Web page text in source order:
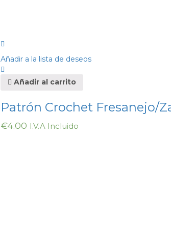
Añadir a la lista de deseos
Añadir al carrito
Patrón Crochet Fresanejo/
€4.00 I.V.A Incluido